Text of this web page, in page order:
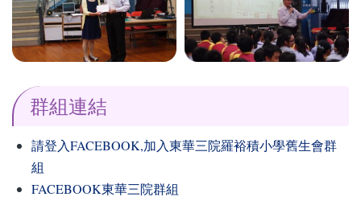
群組連結
請登入FACEBOOK,加入東華三院羅裕積小學舊生會群
組
FACEBOOK東華三院群組